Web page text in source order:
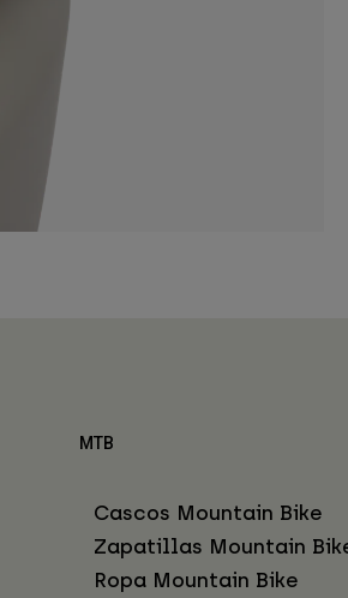
MTB
Cascos Mountain Bike
Zapatillas Mountain
Ropa Mountain Bike